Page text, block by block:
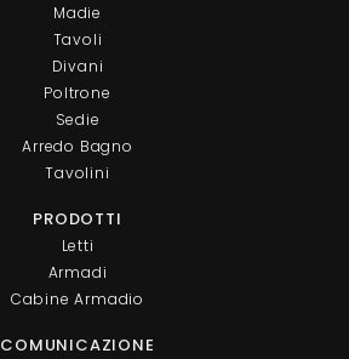
Madie
Tavoli
Divani
Poltrone
Sedie
Arredo Bagno
Tavolini
PRODOTTI
Letti
Armadi
Cabine Armadio
COMUNICAZIONE